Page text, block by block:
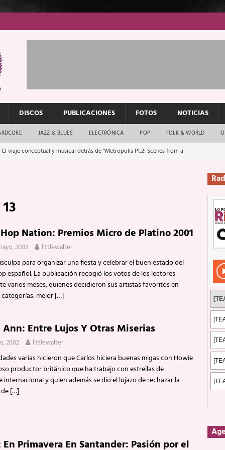
DISCOS PUBLICACIONES FOTOS NOTICIAS
JAZZ & BLUES ELECTRÓNICA POP FOLK & WORLD
El viaje conceptual y musical detrás de “Metropolis Pt.2: Scenes from a
El rock urbano sigue en buenas manos
que van a escucharte te saludan
Rockeros certificados
ENTREVISTAS
2 de mayo de 2026 en Fuengirola
Su ‘aullido’ retumbó ferozmente en Fuengirola.
REPORTAJES
La historia de Nintendo Vol. 2 PUBLICACIONES
Nation: Premios Micro de Platino 2001
2002 littlewalter
para organizar una fiesta y celebrar el buen estado del
español. La publicación recogió los votos de los lectores
varios meses, quienes decidieron sus artistas favoritos en
mejor[…]
Ann: Entre Lujos Y Otras Miserias
2002 littlewalter
varias hicieron que Carlos hiciera buenas migas con Howie
productor británico que ha trabajo con estrellas de
internacional y quien además se dio el lujazo de rechazar la
[…]
En Primavera En Santander: Pasión por el